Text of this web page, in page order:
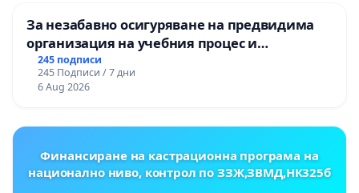
За незабавно осигуряване на предвидима
организация на учебния процес и
гарантиране на правото на равнопоставено
и качествено образование на учениците от
ОУ „Княз Александър I“ и Хуманитарна
245 подписи
245 Подписи / 7 дни
6 Aug 2026
Финансиране на кастрационна програма на
национално ниво, контрол по ЗЗЖ,ЗВМД,НК325б